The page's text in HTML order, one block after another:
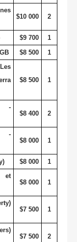
$10 000 2
$9 700
1
$8 500 1
$8 500 1
-
$8 400 2
-
$8 000 1
$8 000 1
et
$8 000 1
$7 500 1
$7 500 2